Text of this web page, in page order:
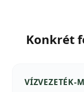
Konkrét
VÍZVEZETÉK-